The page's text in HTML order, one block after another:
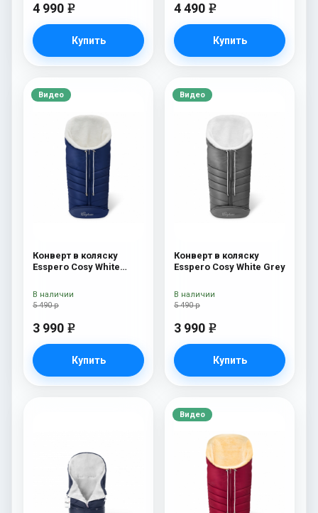
4 990 e
Купить
4 490 e
Купить
Видео
Конверт в коляску
Esspero Cosy White
5 490 р
3 990 e
Купить
В наличии
Видео
Конверт в коляску
Esspero Cosy White Grey
5 490 р
3 990 e
Купить
В наличии
Видео